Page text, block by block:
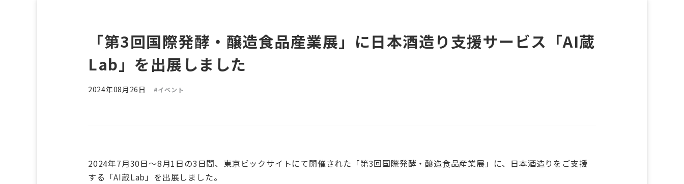
「第3回国際発酵・醸造食品産業展」に日本酒造り支援サービス「AI蔵
Lab」を出展しました
2024年08月26日 #イベント
2024年7月30日～8月1日の3日間、東京ビックサイトにて開催された「第3回国際発酵・醸造食品産業展」に、日本酒造りをご支援
する「AI蔵Lab」を出展しました。